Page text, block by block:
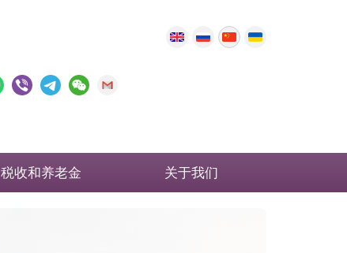
税收和养老金 关于我们